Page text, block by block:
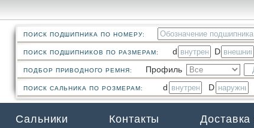
ПОИСК ПОДШИПНИКА ПО НОМЕРУ:
ПОИСК ПОДШИПНИКОВ ПО РАЗМЕРАМ: d D
ПОДБОР ПРИВОДНОГО РЕМНЯ: Профиль
ПОИСК САЛЬНИКА ПО РОЗМЕРАМ: d D
Сальники Контакты